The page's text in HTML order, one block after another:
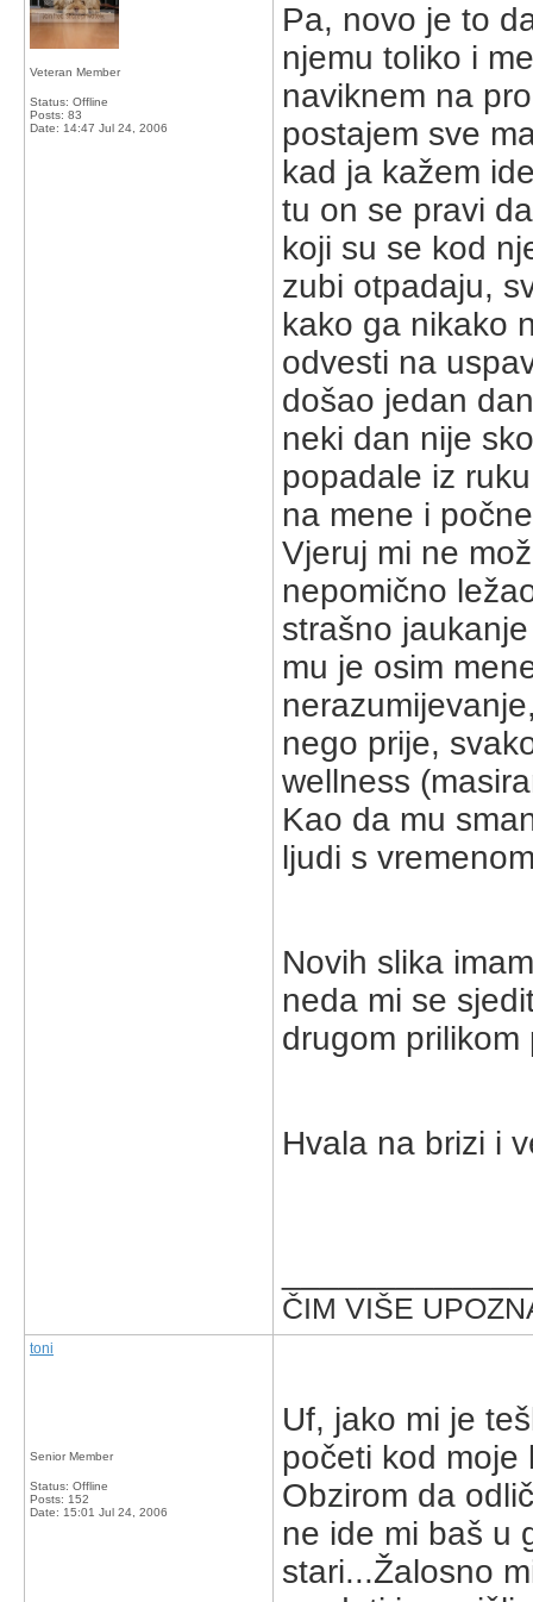
Veteran Member
Status: Offline
Posts: 83
Date: 14:47 Jul 24, 2006
Pa, novo je to
njemu toliko i
naviknem na
postajem sve
kad ja kažem
tu on se pravi
koji su se kod
zubi otpadaju,
kako ga nikako
odvesti na
došao jedan
neki dan nije
popadale iz
na mene i
Vjeruj mi ne
nepomično
strašno
mu je osim
nego prije,
wellness
Kao da mu
ljudi s
Novih slika
neda mi se
drugom
Hvala na brizi i
ČIM VIŠE
toni
Senior Member
Status: Offline
Posts: 152
Date: 15:01 Jul 24, 2006
Uf, jako mi je
početi kod moje
Obzirom da
ne ide mi baš u
stari...Žalosno